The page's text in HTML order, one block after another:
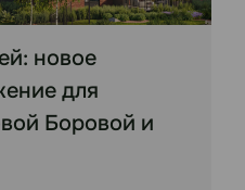
новое
для
Боровой и